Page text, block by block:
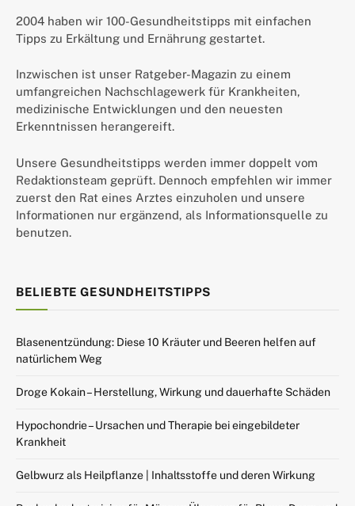
2004 haben wir 100-Gesundheitstipps mit einfachen
Tipps zu Erkältung und Ernährung gestartet.
Inzwischen ist unser Ratgeber-Magazin zu einem
umfangreichen Nachschlagewerk für Krankheiten,
medizinische Entwicklungen und den neuesten
Erkenntnissen herangereift.
Unsere Gesundheitstipps werden immer doppelt vom
Redaktionsteam geprüft. Dennoch empfehlen wir immer
zuerst den Rat eines Arztes einzuholen und unsere
Informationen nur ergänzend, als Informationsquelle zu
benutzen.
BELIEBTE GESUNDHEITSTIPPS
Blasenentzündung: Diese 10 Kräuter und Beeren helfen auf
natürlichem Weg
Droge Kokain – Herstellung, Wirkung und dauerhafte Schäden
Hypochondrie – Ursachen und Therapie bei eingebildeter
Krankheit
Gelbwurz als Heilpflanze | Inhaltsstoffe und deren Wirkung